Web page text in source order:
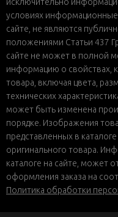
условиях
сайте, не являются
положениями Статьи 437
сайте не может в полной
информацию о свойствах,
товара, включая цвета,
технических
может быть изменена
порядке. Изображения
представленных в
оригинального товара.
каталоге на сайте, может
оформления заказа на
Политика обработки